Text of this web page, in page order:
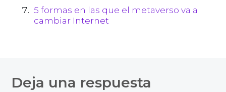
5 formas en las que el metaverso va a
cambiar Internet
Deja una respuesta